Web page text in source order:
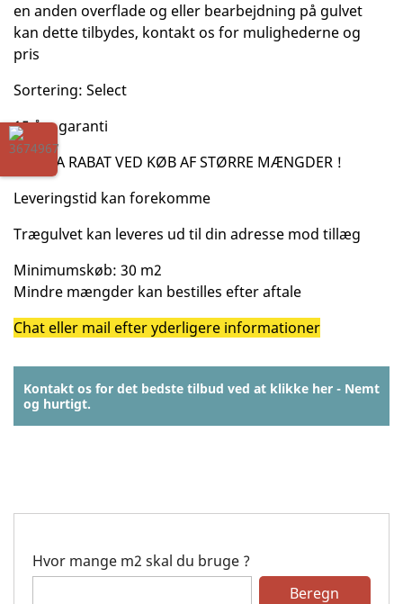
en anden overflade og eller bearbejdning på gulvet
kan dette tilbydes, kontakt os for mulighederne og
pris
Sortering: Select
15 års garanti
EKSTRA RABAT VED KØB AF STØRRE MÆNGDER !
Leveringstid kan forekomme
Trægulvet kan leveres ud til din adresse mod tillæg
Minimumskøb: 30 m2
Mindre mængder kan bestilles efter aftale
Chat eller mail efter yderligere informationer
Kontakt os for det bedste tilbud ved at klikke her - Nemt
og hurtigt.
Hvor mange m2 skal du bruge ?
Beregn